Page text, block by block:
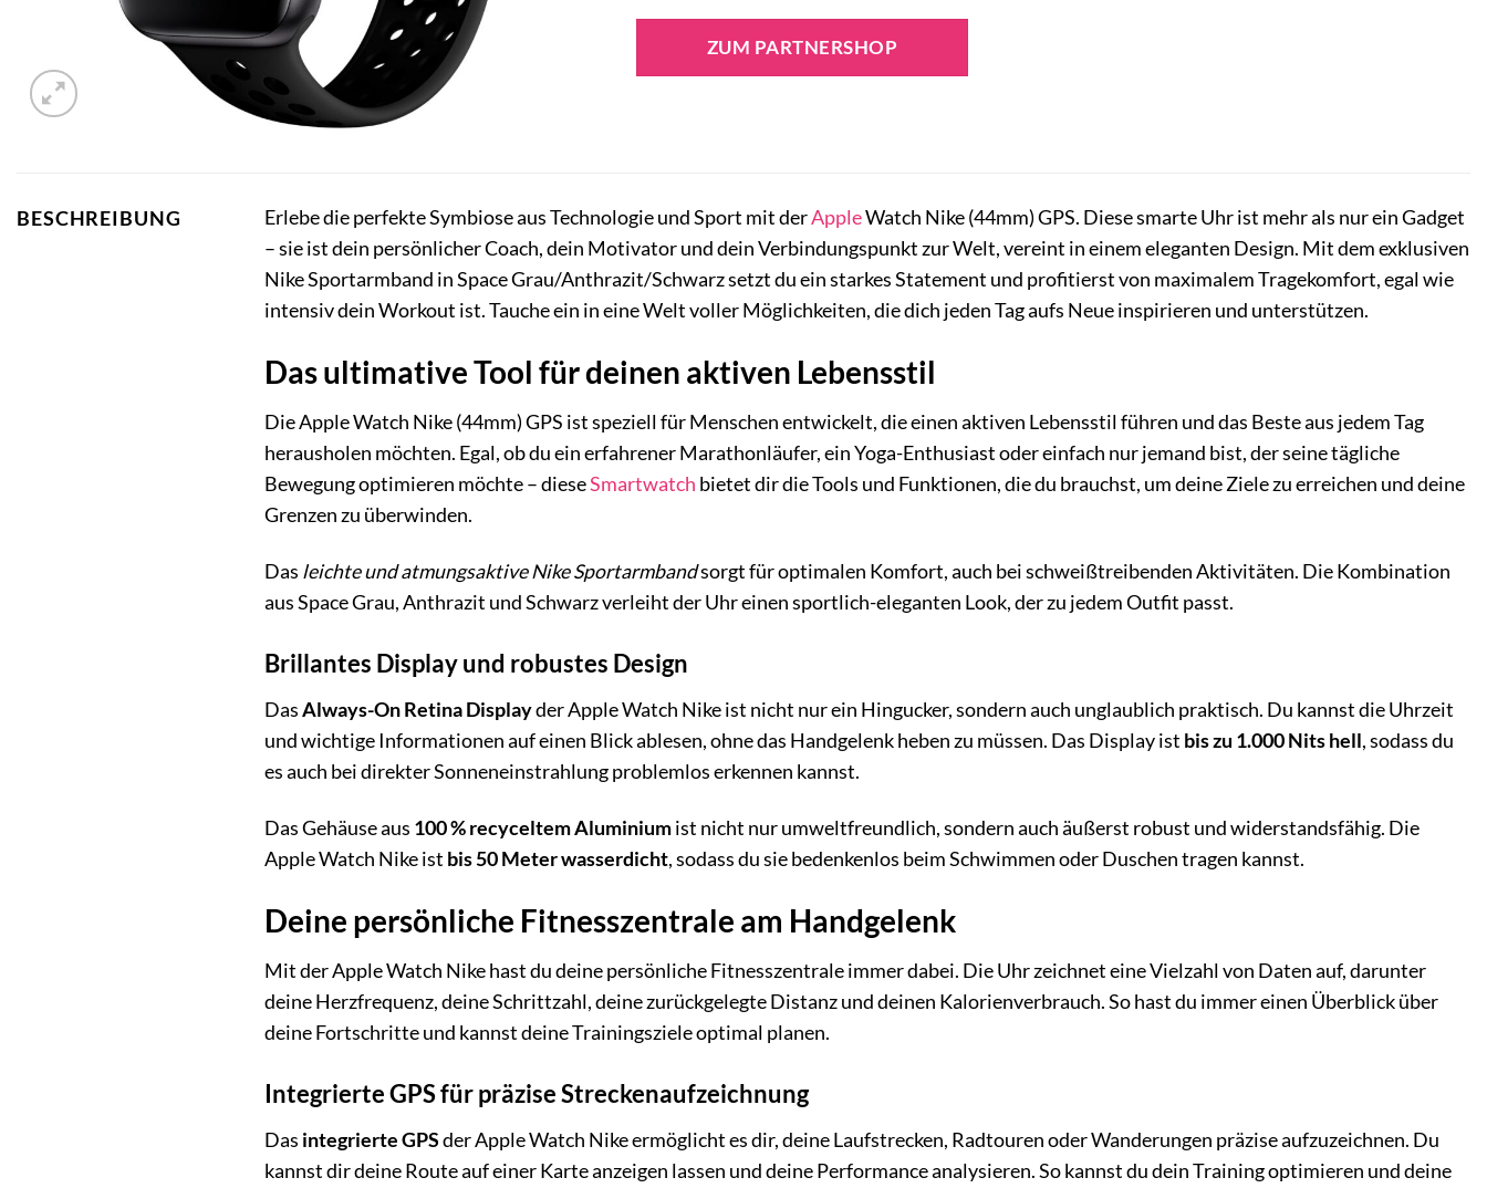
ZUM PARTNERSHOP
BESCHREIBUNG Erlebe die perfekte Symbiose aus Technologie und Sport mit derAppleWatch Nike (44mm) GPS. Diese smarte Uhr ist mehr als nur ein Gadget
– sie ist dein persönlicher Coach, dein Motivator und dein Verbindungspunkt zur Welt, vereint in einem eleganten Design. Mit dem exklusiven
Nike Sportarmband in Space Grau/Anthrazit/Schwarz setzt du ein starkes Statement und profitierst von maximalem Tragekomfort, egal wie
intensiv dein Workout ist. Tauche ein in eine Welt voller Möglichkeiten, die dich jeden Tag aufs Neue inspirieren und unterstützen.
Das ultimative Tool für deinen aktiven Lebensstil
Die Apple Watch Nike (44mm) GPS ist speziell für Menschen entwickelt, die einen aktiven Lebensstil führen und das Beste aus jedem Tag
herausholen möchten. Egal, ob du ein erfahrener Marathonläufer, ein Yoga-Enthusiast oder einfach nur jemand bist, der seine tägliche
Bewegung optimieren möchte – dieseSmartwatch bietet dir die Tools und Funktionen, die du brauchst, um deine Ziele zu erreichen und deine
Grenzen zu überwinden.
Das leichte und atmungsaktive Nike Sportarmbandsorgt für optimalen Komfort, auch bei schweißtreibenden Aktivitäten. Die Kombination
aus Space Grau, Anthrazit und Schwarz verleiht der Uhr einen sportlich-eleganten Look, der zu jedem Outfit passt.
Brillantes Display und robustes Design
DasAlways-On Retina Displayder Apple Watch Nike ist nicht nur ein Hingucker, sondern auch unglaublich praktisch. Du kannst die Uhrzeit
und wichtige Informationen auf einen Blick ablesen, ohne das Handgelenk heben zu müssen. Das Display ist bis zu 1.000 Nits hell, sodass du
es auch bei direkter Sonneneinstrahlung problemlos erkennen kannst.
Das Gehäuse aus 100 % recyceltem Aluminiumist nicht nur umweltfreundlich, sondern auch äußerst robust und widerstandsfähig. Die
Apple Watch Nike ist bis 50 Meter wasserdicht, sodass du sie bedenkenlos beim Schwimmen oder Duschen tragen kannst.
Deine persönliche Fitnesszentrale am Handgelenk
Mit der Apple Watch Nike hast du deine persönliche Fitnesszentrale immer dabei. Die Uhr zeichnet eine Vielzahl von Daten auf, darunter
deine Herzfrequenz, deine Schrittzahl, deine zurückgelegte Distanz und deinen Kalorienverbrauch. So hast du immer einen Überblick über
deine Fortschritte und kannst deine Trainingsziele optimal planen.
Integrierte GPS für präzise Streckenaufzeichnung
Das integrierte GPSder Apple Watch Nike ermöglicht es dir, deine Laufstrecken, Radtouren oder Wanderungen präzise aufzuzeichnen. Du
kannst dir deine Route auf einer Karte anzeigen lassen und deine Performance analysieren. So kannst du dein Training optimieren und deine